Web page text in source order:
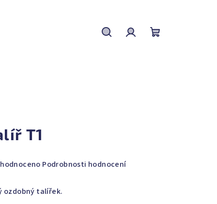
T1
Podrobnosti hodnocení
ozdobný talířek.